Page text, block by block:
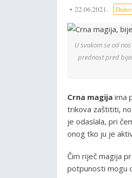
22.06.2021.
U svakom se od
prednost pred
Crna magija ima
trikova zaštititi,
je odaslala, pri
onog tko ju je
Čim riječ magija
potpunosti mogu